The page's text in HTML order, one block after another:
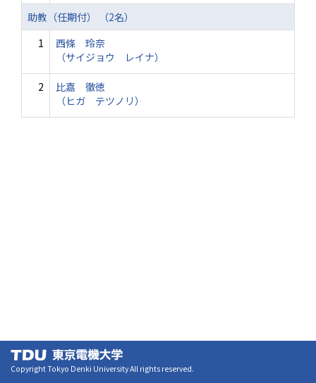
助教（任期付） （2名）
1
西條 玲奈
（サイジョウ レイナ）
2
比嘉 徹徳
（ヒガ テツノリ）
Copyright Tokyo Denki University All rights reserved.